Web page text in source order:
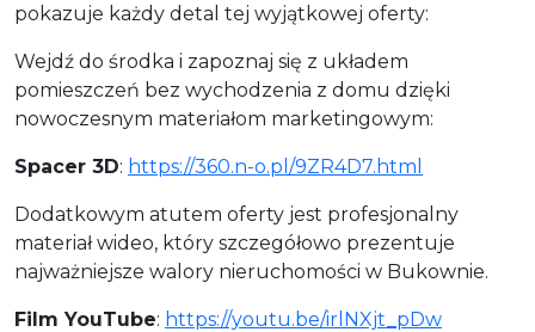
pokazuje każdy detal tej wyjątkowej oferty:
Wejdź do środka i zapoznaj się z układem
pomieszczeń bez wychodzenia z domu dzięki
nowoczesnym materiałom marketingowym:
Spacer 3D: https://360.n-o.pl/9ZR4D7.html
Dodatkowym atutem oferty jest profesjonalny
materiał wideo, który szczegółowo prezentuje
najważniejsze walory nieruchomości w Bukownie.
Film YouTube: https://youtu.be/irlNXjt_pDw